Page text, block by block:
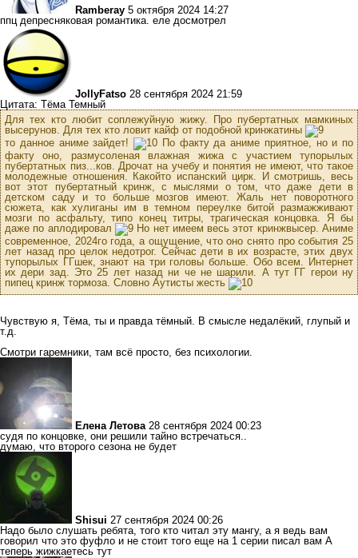
Ramberay 5 октября 2024 14:27
ппц депресняковая романтика. еле досмотрел
JollyFatso 28 сентября 2024 21:59
Цитата: Тёма Темный
Для тех кто любит соплежуйную жижу. Про пубертатных мамкиных
высерунов. Для тех кто ловит кайф от подобной кринжатины
то данное аниме зайдет!
По факту да аниме приятное, но и по
факту оно, размусоленая влажная жижа с участием тупорылых
пубертатных пиз...ков. Дрочат на учебу и понятия не имеют, что такое
молодежные отношения. Какойто испанский цирк. И смотришь, весь
вот этот пубертатный кринж, с мыслями о том, что даже дети в
детском саду и то больше мозгов имеют. Жаль нет поворотного
сюжета, как хулиганы им в темном переулке битой размажживают
мозги по асфальту, типо конец титры, трагическая концовка. Я бы
даже по аплодировал
Но нет имеем весь этот кринжвысер. Аниме
современное, 2024го года, а ощущение, что оно снято про события 25
лет назад про целок недотрог. Сейчас дети в их возрасте, этих двух
тупорылых ГГшек, знают на три головы больше. Обо всем. Интернет
их дери зад. Это 25 лет назад ни че не шарили. А тут ГГ герои ну
пипец кринж тормоза. Словно Аутисты жесть
Чувствую я, Тёма, ты и правда тёмный. В смысле недалёкий, глупый и
т.д.
Смотри гаремники, там всё просто, без психологии.
Елена Летова 28 сентября 2024 00:23
судя по концовке, они решили тайно встречаться..
думаю, что второго сезона не будет
Shisuі 27 сентября 2024 00:26
Надо было слушать ребята, того кто читал эту мангу, а я ведь вам
говорил что это фуфло и не стоит того еще на 1 серии писал вам А
теперь жижкаетесь тут